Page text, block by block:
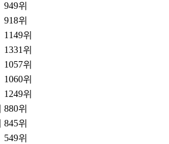
949위
918위
1149위
1331위
1057위
1060위
1249위
880위
845위
549위